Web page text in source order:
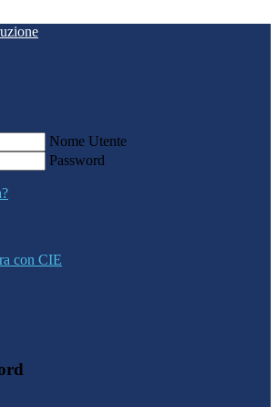
Nome Utente
Password
con CIE